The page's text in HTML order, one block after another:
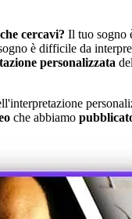
cercavi? Il tuo sogno
è difficile da
personalizzata
che abbiamo